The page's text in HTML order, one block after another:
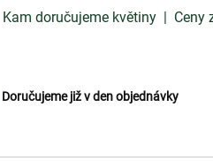
Kam doručujeme květiny | Ceny
Doručujeme již v den objednávky
Doručujeme již od 99 Kč
Možný výběr času a dne doručení